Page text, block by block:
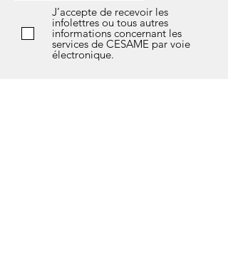
J’accepte de recevoir les
infolettres ou tous autres
informations concernant les
services de CESAME par voie
électronique.